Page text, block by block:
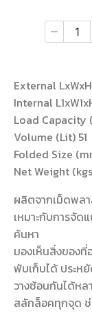
External
Internal
Load Capacity
Volume (Lit) 51
Folded Size
Net Weight
ผลิตจากเม็ดพล
เหมาะกับการจัด
ค้นหา
มองเห็นสิ่งของที่
พับเก็บได้ ประห
วางซ้อนกันได้ห
สลักล็อคทุกจุด